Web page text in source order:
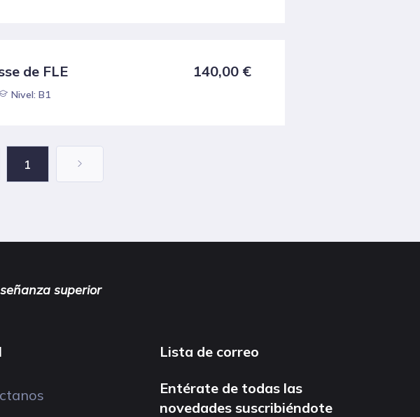
de FLE 140,00 €
Nivel: B1
1
superior
Lista de correo
Entérate de todas las
novedades suscribiéndote